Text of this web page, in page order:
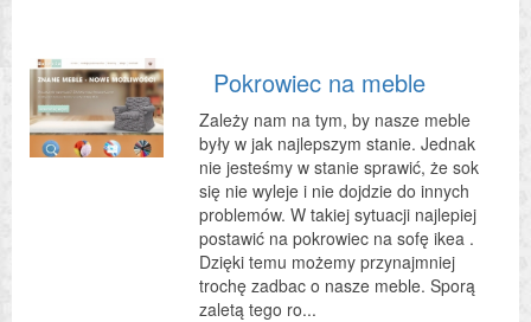
Pokrowiec na meble
Zależy nam na tym, by nasze meble
były w jak najlepszym stanie. Jednak
nie jesteśmy w stanie sprawić, że sok
się nie wyleje i nie dojdzie do innych
problemów. W takiej sytuacji najlepiej
postawić na pokrowiec na sofę ikea .
Dzięki temu możemy przynajmniej
trochę zadbac o nasze meble. Sporą
zaletą tego ro...